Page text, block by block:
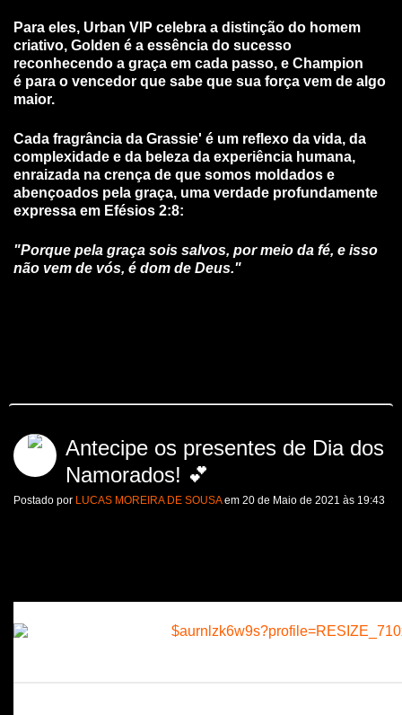
Para eles, Urban VIP celebra a distinção do homem
criativo, Golden é a essência do sucesso
reconhecendo a graça em cada passo, e Champion
é para o vencedor que sabe que sua força vem de algo
maior.
Cada fragrância da Grassie' é um reflexo da vida, da
complexidade e da beleza da experiência humana,
enraizada na crença de que somos moldados e
abençoados pela graça, uma verdade profundamente
expressa em Efésios 2:8:
"Porque pela graça sois salvos, por meio da fé, e isso
não vem de vós, é dom de Deus."
Antecipe os presentes de Dia dos
Namorados! 💕
Postado por LUCAS MOREIRA DE SOUSAem 20 de Maio de 2021 às 19:43